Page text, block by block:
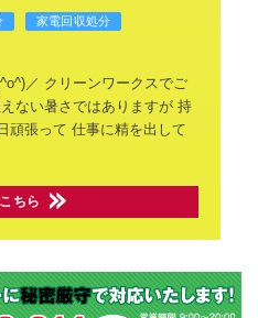
家電回収処分
／ クリーンワークスでご
ない暑さではありますが持
頑張って 仕事に精を出して
ちら